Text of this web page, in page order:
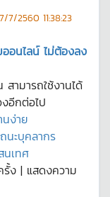
7/7/2560 11:38:23
ออนไลน์ ไม่ต้องลง
ามารถใช้งานได้
อีกต่อไป
นง่าย
นะบุคลากร
นเทศ
รั้ง | แสดงความ